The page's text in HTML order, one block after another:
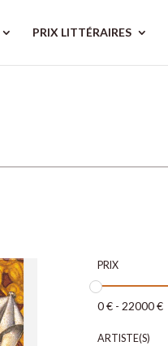
PRIX LITTÉRAIRES
PRIX
0€- 22000€
ARTISTE(S)